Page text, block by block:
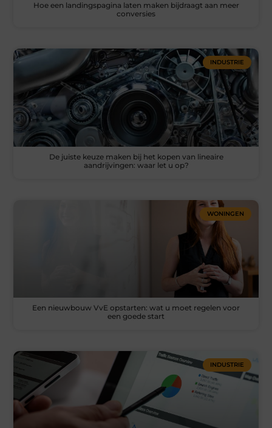
Hoe een landingspagina laten maken bijdraagt aan meer
conversies
INDUSTRIE
De juiste keuze maken bij het kopen van lineaire
aandrijvingen: waar let u op?
WONINGEN
Een nieuwbouw VvE opstarten: wat u moet regelen voor
een goede start
INDUSTRIE